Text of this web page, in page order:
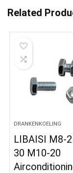
Related
DRANKENKOELING
LIBAISI M8-
30 M10-20